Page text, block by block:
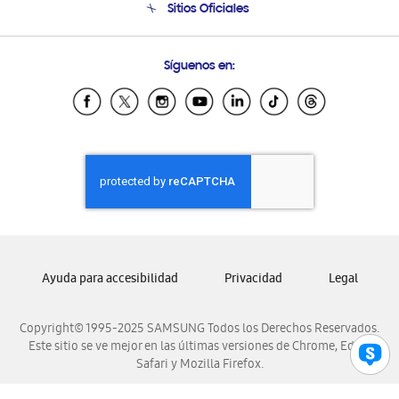
Soporte vía eMail
Sitios Oficiales
Samsung Ecuador
Samsung El Salvador
Samsung Honduras
Samsung Nicaragua
Samsung Panamá
Samsung Venezuela
Síguenos en:
Copyright© 1995-2025 SAMSUNG Todos los Derechos Reservados.
Este sitio se ve mejor en las últimas versiones de Chrome, Edge,
Safari y Mozilla Firefox.
Ayuda para accesibilidad Privacidad Legal